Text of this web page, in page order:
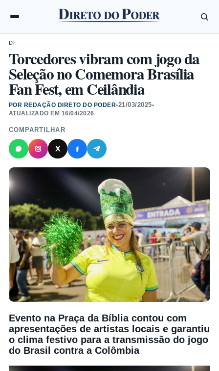
DF
Torcedores vibram com jogo da
Seleção no Comemora Brasília
Fan Fest, em Ceilândia
POR REDAÇÃO DIRETO DO PODER•21/03/2025•
ATUALIZADO EM 16/04/2026
COMPARTILHAR
Evento na Praça da Bíblia contou com
apresentações de artistas locais e garantiu
o clima festivo para a transmissão do jogo
do Brasil contra a Colômbia